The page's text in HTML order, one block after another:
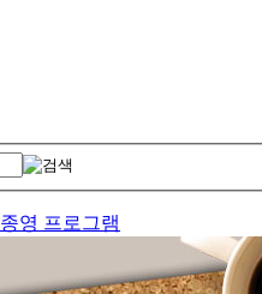
종영 프로그램